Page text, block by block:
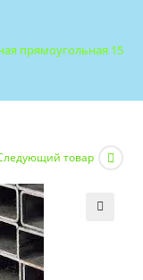
прямоугольная
товар